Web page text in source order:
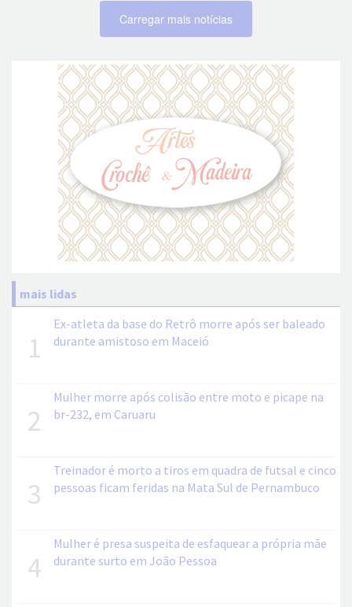
Carregar mais notícias
mais lidas
1
Ex-atleta da base do Retrô morre após ser baleado
durante amistoso em Maceió
2
Mulher morre após colisão entre moto e picape na
br-232, em Caruaru
3
Treinador é morto a tiros em quadra de futsal e cinco
pessoas ficam feridas na Mata Sul de Pernambuco
4
Mulher é presa suspeita de esfaquear a própria mãe
durante surto em João Pessoa